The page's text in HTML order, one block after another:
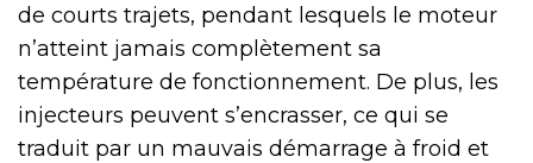
de courts trajets, pendant lesquels le moteur
n’atteint jamais complètement sa
température de fonctionnement. De plus, les
injecteurs peuvent s’encrasser, ce qui se
traduit par un mauvais démarrage à froid et